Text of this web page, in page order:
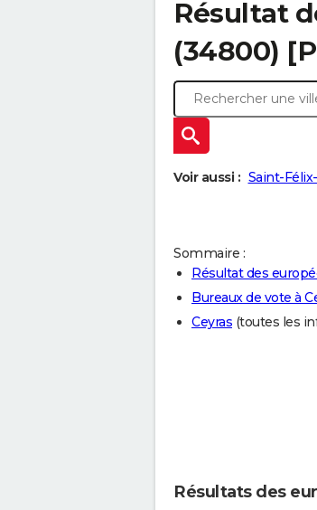
Résultat
(34800)
Voir aussi : Saint-
Sommaire :
Résultat des
Bureaux de vote à
Ceyras (toutes les
Résultats des